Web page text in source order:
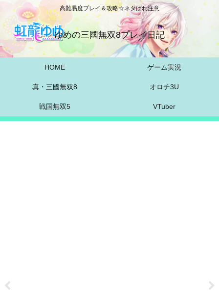
高難易度プレイ＆攻略☆ネタばれ注意
ゆめの三國無双8プレイ日記
HOME ゲーム実況
真・三國無双8 オロチ3U
戦国無双5 VTuber